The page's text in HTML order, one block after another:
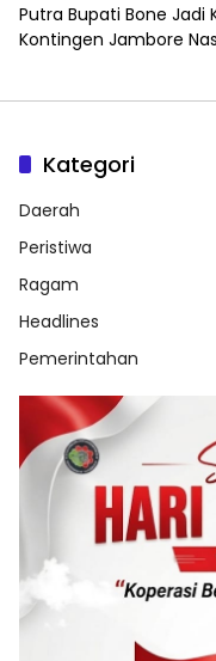
Putra Bupati Bone Jadi
Kontingen Jambore
Kategori
Daerah
Peristiwa
Ragam
Headlines
Pemerintahan